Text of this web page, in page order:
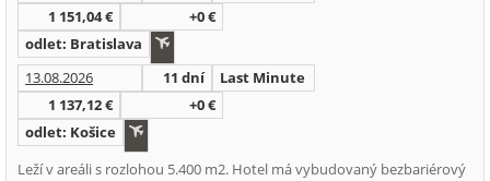
1 151,04 €
+0 €
odlet: Bratislava
13.08.2026
11 dní
Last Minute
1 137,12 €
+0 €
odlet: Košice
Leží v areáli s rozlohou 5.400 m2. Hotel má vybudovaný bezbariérový